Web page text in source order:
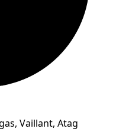
Vaillant, Atag